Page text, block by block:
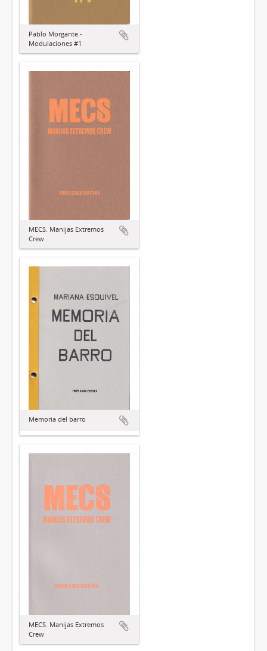
Pablo Morgante -
Modulaciones #1
MECS. Manijas Extremos
Crew
Memoria del barro
MECS. Manijas Extremos
Crew